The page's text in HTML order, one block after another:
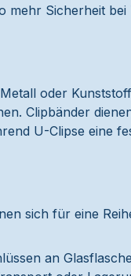
mehr Sicherheit
oder
Clipbänder
U-Clipse eine
sich für eine
an